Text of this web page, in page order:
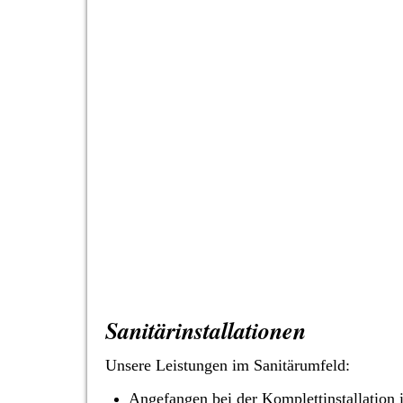
Sanitärinstallationen
Unsere Leistungen im Sanitärumfeld:
Angefangen bei der Komplettinstallation